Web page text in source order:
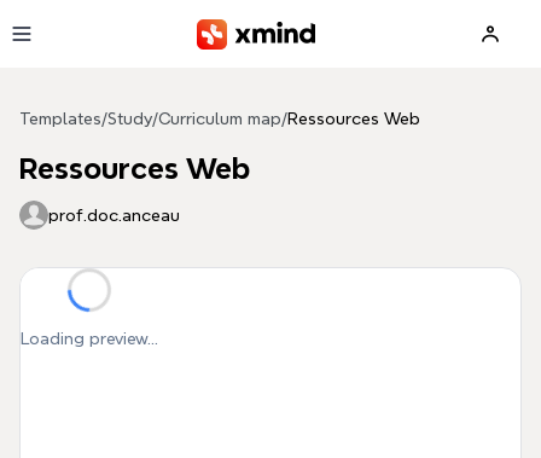
Templates/Study/Curriculum map/Ressources Web
Ressources Web
prof.doc.anceau
Loading preview...